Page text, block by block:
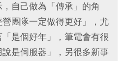
自己做為「傳承」的角
團隊一定做得更好」，尤
是個好年」，筆電會有很
是伺服器」，另很多新事